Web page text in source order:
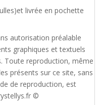
livrée en pochette
autorisation préalable
graphiques et textuels
Toute reproduction, même
présents sur ce site, sans
de reproduction, est
©